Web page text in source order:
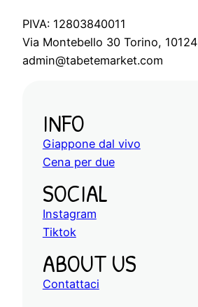
PIVA: 12803840011
Via Montebello 30 Torino, 10124
admin@tabetemarket.com
INFO
Giappone dal vivo
Cena per due
SOCIAL
Instagram
Tiktok
ABOUT US
Contattaci